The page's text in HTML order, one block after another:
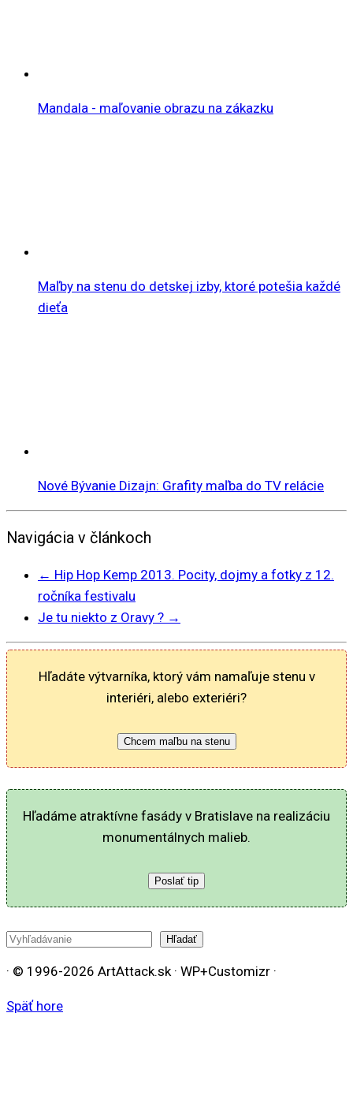
Mandala - maľovanie obrazu na zákazku
Maľby na stenu do detskej izby, ktoré potešia každé
dieťa
Nové Bývanie Dizajn: Grafity maľba do TV relácie
Navigácia v článkoch
← Hip Hop Kemp 2013. Pocity, dojmy a fotky z 12.
ročníka festivalu
Je tu niekto z Oravy ? →
Hľadáte výtvarníka, ktorý vám namaľuje stenu v
interiéri, alebo exteriéri?
Chcem maľbu na stenu
Hľadáme atraktívne fasády v Bratislave na realizáciu
monumentálnych malieb.
Poslať tip
Hľadať Hľadať
· © 1996-2026 ArtAttack.sk · WP+Customizr ·
Späť hore